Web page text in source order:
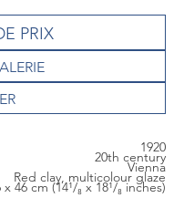
PRIX
1920
20th century
Vienna
Red clay, multicolour glaze
x 46 cm (14¹/₈ x 18¹/₈ inches)